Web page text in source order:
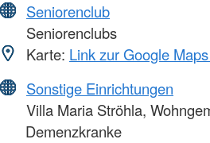
Seniorenclub
Seniorenclubs
Karte: Link zur Google
Sonstige Einrichtungen
Villa Maria Ströhla,
Demenzkranke